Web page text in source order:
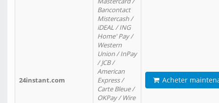
24instant.com
Bancontact
Mistercash /
iDEAL / ING
Home' Pay /
Western
Union / InPay
/ JCB /
American
Express /
Carte Bleue /
OKPay / Wire
Acheter